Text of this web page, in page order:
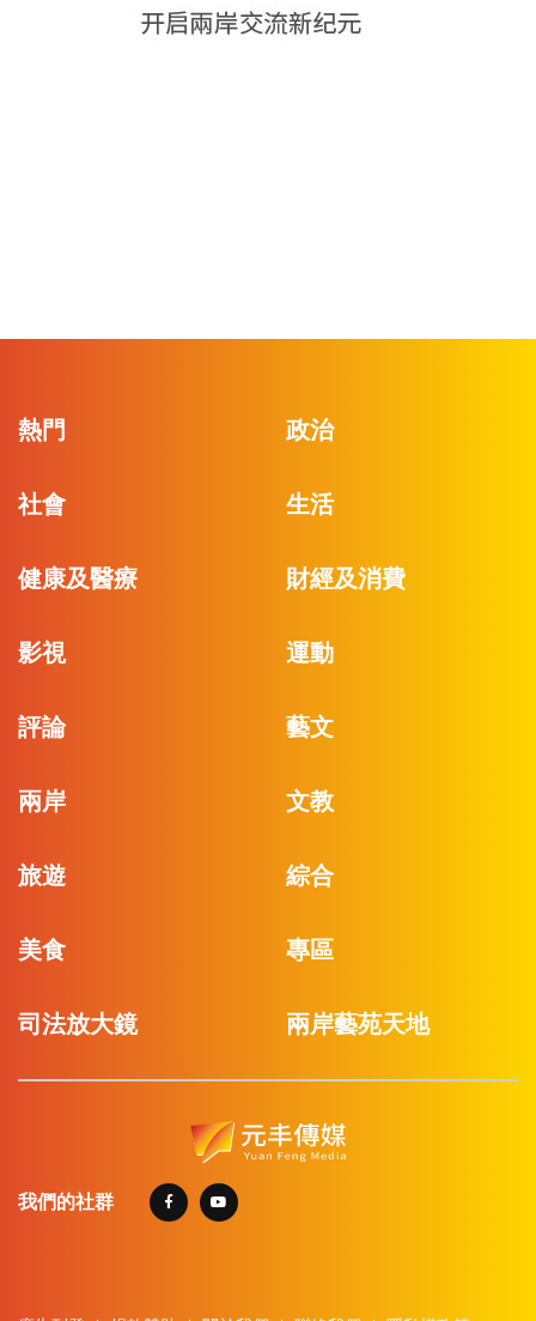
熱門 政治
社會 生活
健康及醫療 財經及消費
影視 運動
評論 藝文
兩岸 文教
旅遊 綜合
美食 專區
司法放大鏡 兩岸藝苑天地
我們的社群